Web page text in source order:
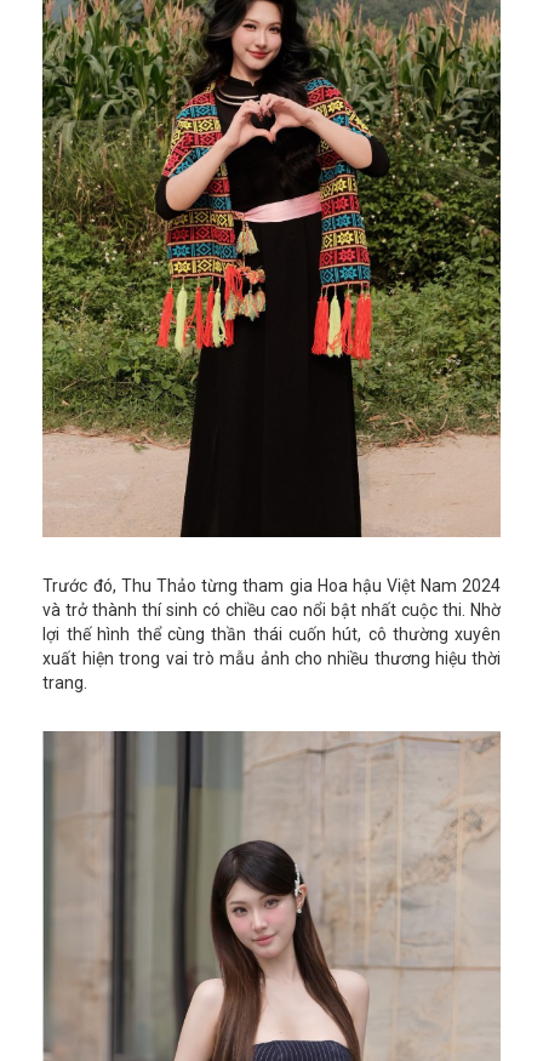
Trước đó, Thu Thảo từng tham gia Hoa hậu Việt Nam 2024
và trở thành thí sinh có chiều cao nổi bật nhất cuộc thi. Nhờ
lợi thế hình thể cùng thần thái cuốn hút, cô thường xuyên
xuất hiện trong vai trò mẫu ảnh cho nhiều thương hiệu thời
trang.